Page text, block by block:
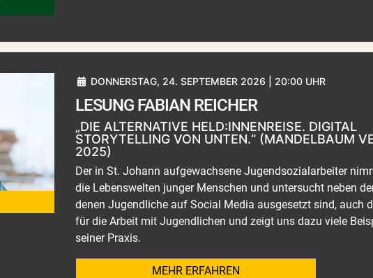
DONNERSTAG, 24. SEPTEMBER 2026 | 20:00 UHR
LESUNG FABIAN REICHER
„DIE ALTERNATIVE HELD:INNENREISE. DIGITAL
STORYTELLING VON UNTEN.“ (MANDELBAUM
2025)
Der in St. Johann aufgewachsene Jugendsozialarbeiter
die Lebenswelten junger Menschen und untersucht neben
denen Jugendliche auf Social Media ausgesetzt sind, auch
für die Arbeit mit Jugendlichen und zeigt uns dazu viele
seiner Praxis.
MEHR ERFAHREN